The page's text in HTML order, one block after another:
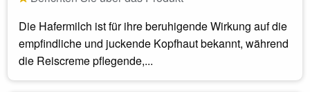
Die Hafermilch ist für ihre beruhigende Wirkung auf die
empfindliche und juckende Kopfhaut bekannt, während
die Reiscreme pflegende,...